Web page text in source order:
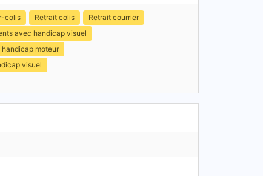
colis Retrait colis
Retrait courrier
avec handicap visuel
moteur
visuel